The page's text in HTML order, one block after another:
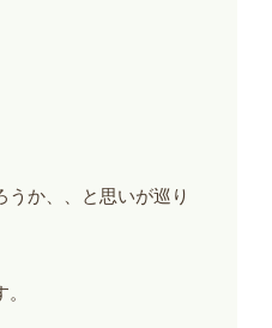
か、、と思いが巡り